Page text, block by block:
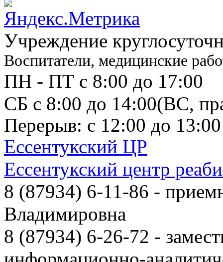
Учреждение
Воспитатели, медицинские
ПН - ПТ с 8:00 до 17:00
СБ с 8:00 до 14:00(ВС,
Перерыв: с 12:00 до 13:00
Ессентукский ЦР
Ессентукский центр
8 (87934) 6-11-86 -
Владимировна
8 (87934) 6-26-72 -